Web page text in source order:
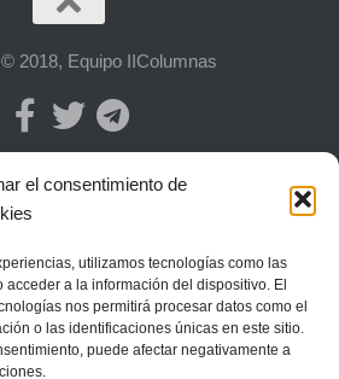
el consentimiento de
utilizamos tecnologías como las
a la información del dispositivo. El
nos permitirá procesar datos como el
o las identificaciones únicas en este sitio.
puede afectar negativamente a
2018, Equipo IIColumnas